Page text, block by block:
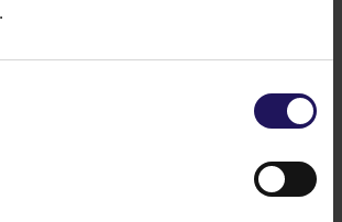
płynnych spółek z sektora
polscy i międzynarodowi
polubić
bank rozwija